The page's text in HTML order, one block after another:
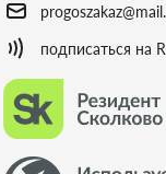
подписаться на